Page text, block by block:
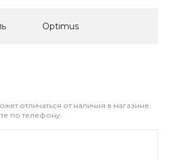
Optimus
отличаться от наличия в магазине.
по телефону.